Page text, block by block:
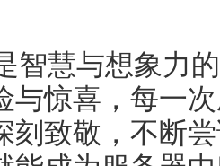
智慧与想象力
与惊喜，每一
刻致敬，不断